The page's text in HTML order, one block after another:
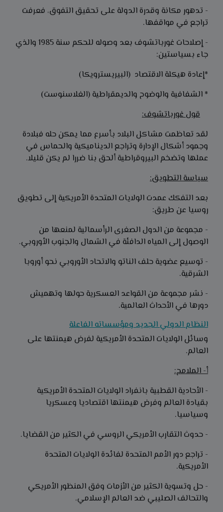
- تدهور مكانة وقدرة الدولة على تحقيق التفوق، فعرفت
تراجع في مواقفها.
- إصلاحات غورباتشوف بعد وصوله للحكم سنة 1985 والذي
جاء بسياستين:
*إعادة هيكلة الاقتصاد (البيريسترويكا)
* الشفافية والوضوح والديمقراطية (الغلاسنوست)
قول غورباتشوف:
لقد تعاظمت مشاكل البلاد بأسرع مما يمكن حله فبلادة
وجمود أشكال الإدارة وتراجع الديناميكية والحماس في
عملها وتضخم البيروقراطية ألحق بنا ضررا لم يكن قليلا.
سياسة التطويق:
بعد التفكك عمدت الولايات المتحدة الأمريكية إلى تطويق
روسيا عن طريق:
- مجموعة من الدول الصغرى الرأسمالية لمنعها من
الوصول إلى المياه الدافئة في الشمال والجنوب الأوروبي.
- توسيع عضوية حلف الناتو والاتحاد الأوروبي نحو أوروبا
الشرقية.
- نشر مجموعة من القواعد العسكرية حولها وتهميش
دورها في الأحداث العالمية.
النظام الدولي الجديد ومؤسساته الفاعلة
وسائل الولايات المتحدة الأمريكية لفرض هيمنتها على
العالم.
أ- الملامح:
- الأحادية القطبية بانفراد الولايات المتحدة الأمريكية
بقيادة العالم وفرض هيمنتها اقتصاديا وعسكريا
وسياسيا.
- حدوث التقارب الأمريكي الروسي في الكثير من القضايا.
- تراجع دور الأمم المتحدة لفائدة الولايات المتحدة
الأمريكية.
- حل وتسوية الكثير من الأزمات وفق المنظور الأمريكي
والتحالف الصليبي ضد العالم الإسلامي.